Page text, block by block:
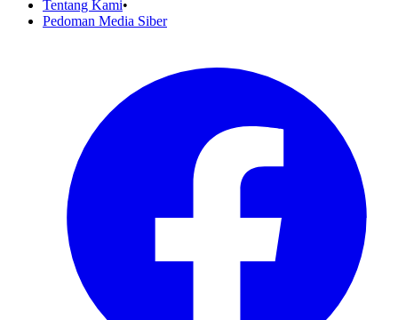
Tentang Kami•
Pedoman Media Siber